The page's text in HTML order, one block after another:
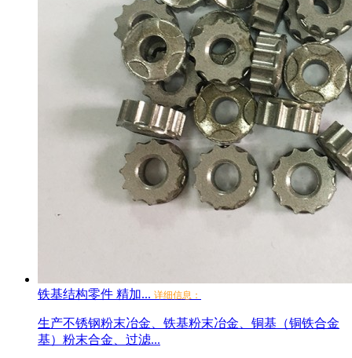
铁基结构零件 精加... 详细信息：
生产不锈钢粉末冶金、铁基粉末冶金、铜基（铜铁合金
基）粉末合金、过滤...